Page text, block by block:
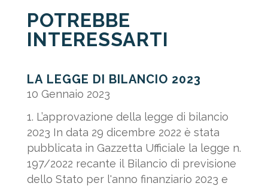
POTREBBE
INTERESSARTI
LA LEGGE DI BILANCIO 2023
10 Gennaio 2023
1. L’approvazione della legge di bilancio
2023 In data 29 dicembre 2022 è stata
pubblicata in Gazzetta Ufficiale la legge n.
197/2022 recante il Bilancio di previsione
dello Stato per l'anno finanziario 2023 e